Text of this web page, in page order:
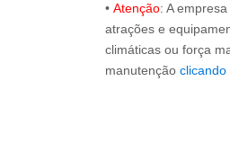
• Atenção: A
atrações e
climáticas ou força
manutenção clicando